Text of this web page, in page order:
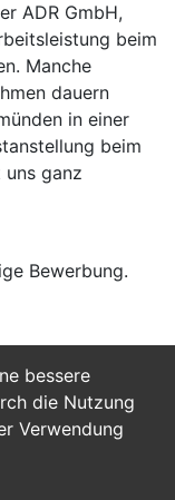
bessere
die Nutzung
Verwendung
ADR GmbH,
beim
Manche
dauern
in einer
beim
uns ganz
Bewerbung.